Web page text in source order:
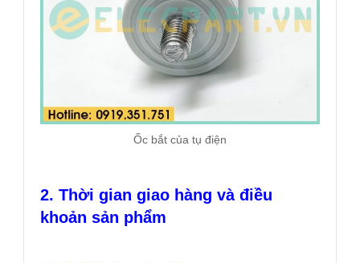
Ốc bắt của tụ điện
2. Thời gian giao hàng và điều
khoản sản phẩm